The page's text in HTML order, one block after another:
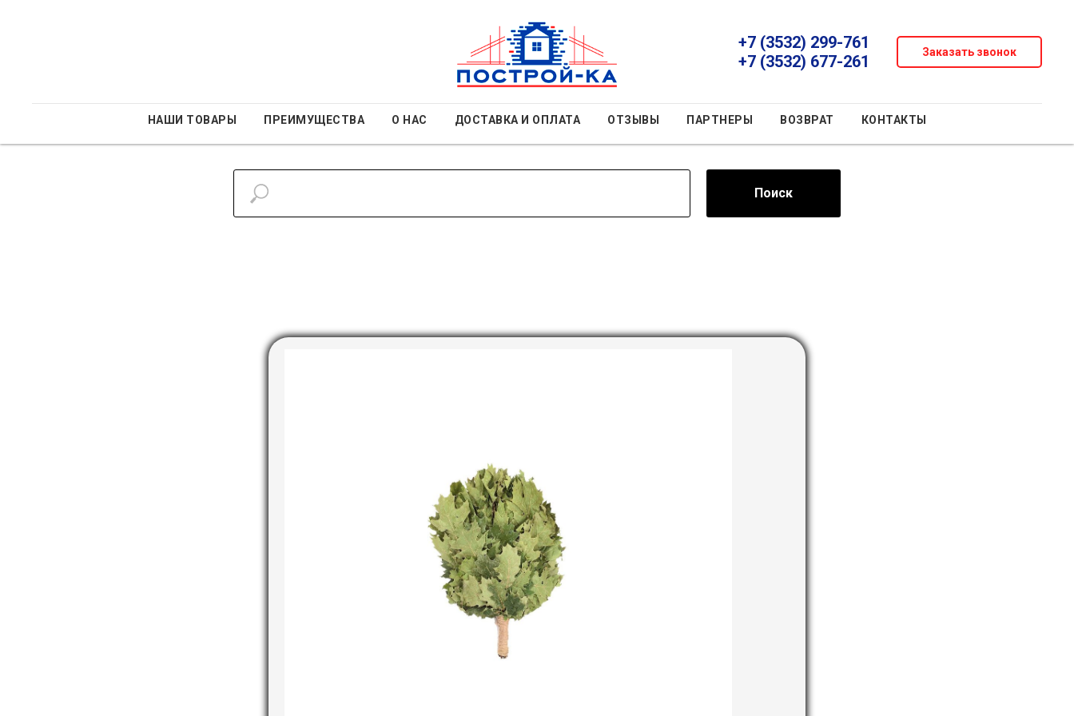
+7 (3532) 299-761
+7 (3532) 677-261
Заказать звонок
НАШИ ТОВАРЫ ПРЕИМУЩЕСТВА О НАС ДОСТАВКА И ОПЛАТА ОТЗЫВЫ ПАРТНЕРЫ ВОЗВРАТ КОНТАКТЫ
Поиск